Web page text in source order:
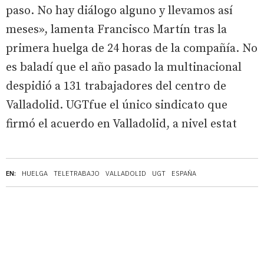
EN: HUELGA TELETRABAJO VALLADOLID UGT ESPAÑA
paso. No hay diálogo alguno y llevamos así
meses», lamenta Francisco Martín tras la
primera huelga de 24 horas de la compañía. No
es baladí que el año pasado la multinacional
despidió a 131 trabajadores del centro de
Valladolid. UGTfue el único sindicato que
firmó el acuerdo en Valladolid, a nivel estat